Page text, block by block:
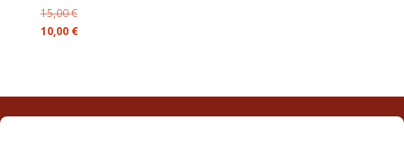
15,00€Le
prix
10,00 €Le